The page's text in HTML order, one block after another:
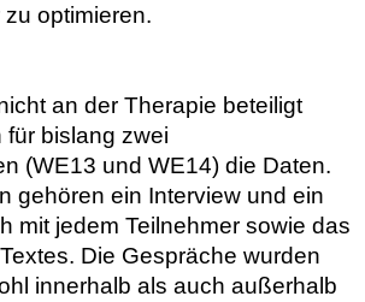
optimieren.
an der Therapie beteiligt
bislang zwei
(WE13 und WE14) die Daten.
gehören ein Interview und ein
mit jedem Teilnehmer sowie das
Die Gespräche wurden
innerhalb als auch außerhalb